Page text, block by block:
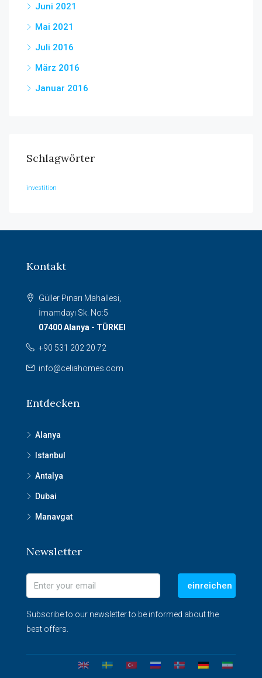
Juni 2021
Mai 2021
Juli 2016
März 2016
Januar 2016
Schlagwörter
investition
Kontakt
Güller Pınarı Mahallesi,
İmamdayı Sk. No:5
07400 Alanya - TÜRKEI
+90 531 202 20 72
info@celiahomes.com
Entdecken
Alanya
Istanbul
Antalya
Dubai
Manavgat
Newsletter
einreichen
Subscribe to our newsletter to be informed about the
best offers.